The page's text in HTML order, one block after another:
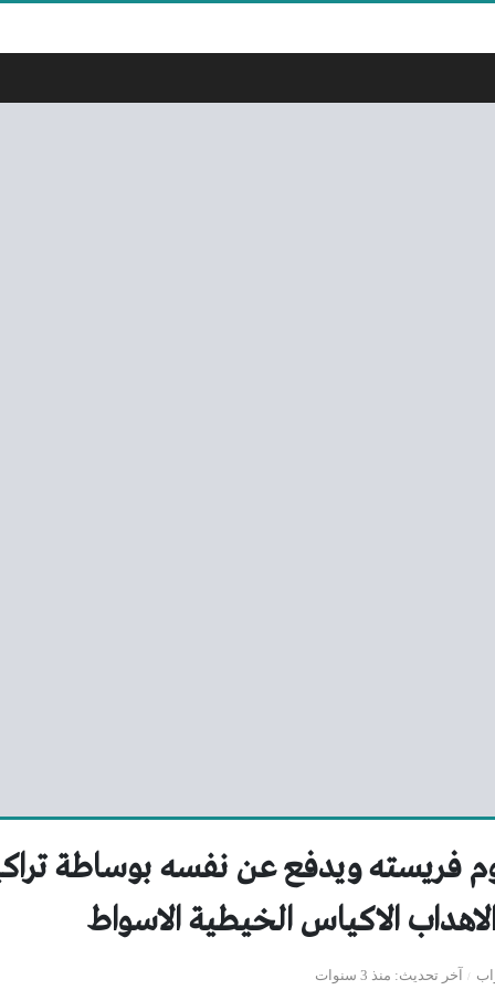
فريسته ويدفع عن نفسه بوساطة
الاكياس الخيطية الاسواط
آخر تحديث منذ 3 سنوات